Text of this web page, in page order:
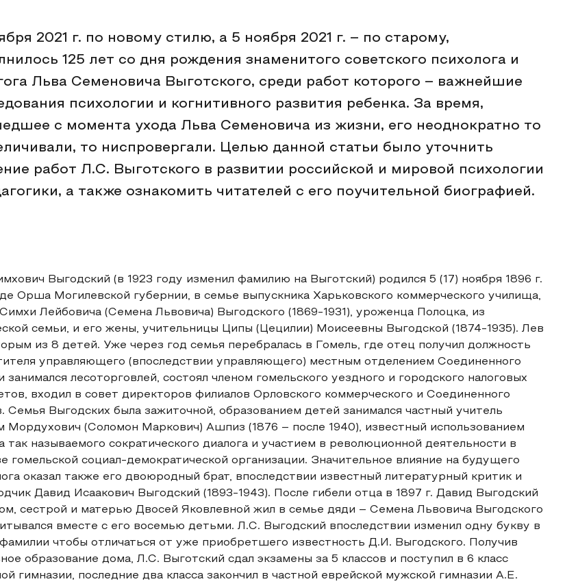
2021 г. по новому стилю, а 5 ноября 2021 г. – по старому,
125 лет со дня рождения знаменитого советского психолога и
Льва Семеновича Выготского, среди работ которого – важнейшие
психологии и когнитивного развития ребенка. За время,
с момента ухода Льва Семеновича из жизни, его неоднократно то
то ниспровергали. Целью данной статьи было уточнить
работ Л.С. Выготского в развитии российской и мировой психологии
а также ознакомить читателей с его поучительной биографией.
Выгодский (в 1923 году изменил фамилию на Выготский) родился 5 (17) ноября 1896 г.
Орша Могилевской губернии, в семье выпускника Харьковского коммерческого училища,
Лейбовича (Семена Львовича) Выгодского (1869-1931), уроженца Полоцка, из
семьи, и его жены, учительницы Ципы (Цецилии) Моисеевны Выгодской (1874-1935). Лев
из 8 детей. Уже через год семья перебралась в Гомель, где отец получил должность
управляющего (впоследствии управляющего) местным отделением Соединенного
занимался лесоторговлей, состоял членом гомельского уездного и городского налоговых
входил в совет директоров филиалов Орловского коммерческого и Соединенного
Семья Выгодских была зажиточной, образованием детей занимался частный учитель
Мордухович (Соломон Маркович) Ашпиз (1876 – после 1940), известный использованием
так называемого сократического диалога и участием в революционной деятельности в
гомельской социал-демократической организации. Значительное влияние на будущего
оказал также его двоюродный брат, впоследствии известный литературный критик и
Давид Исаакович Выгодский (1893-1943). После гибели отца в 1897 г. Давид Выгодский
сестрой и матерью Двосей Яковлевной жил в семье дяди – Семена Львовича Выгодского
вместе с его восемью детьми. Л.С. Выгодский впоследствии изменил одну букву в
чтобы отличаться от уже приобретшего известность Д.И. Выгодского. Получив
образование дома, Л.С. Выготский сдал экзамены за 5 классов и поступил в 6 класс
гимназии, последние два класса закончил в частной еврейской мужской гимназии А.Е.